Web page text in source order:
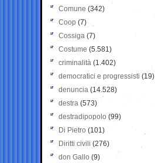
Comune (342)
Coop (7)
Cossiga (7)
Costume (5.581)
criminalità (1.402)
democratici e progressisti (19)
denuncia (14.528)
destra (573)
destradipopolo (99)
Di Pietro (101)
Diritti civili (276)
don Gallo (9)